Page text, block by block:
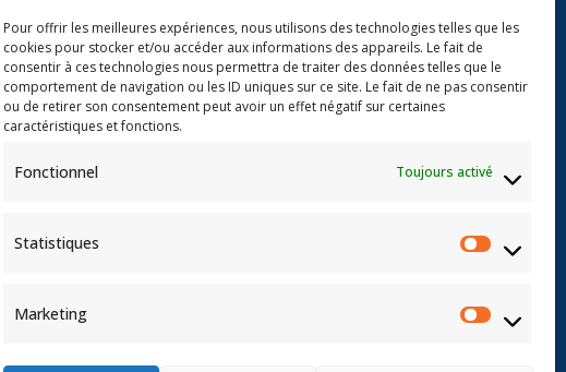
Pour offrir les meilleures expériences, nous utilisons des technologies telles que les
cookies pour stocker et/ou accéder aux informations des appareils. Le fait de
consentir à ces technologies nous permettra de traiter des données telles que le
comportement de navigation ou les ID uniques sur ce site. Le fait de ne pas consentir
ou de retirer son consentement peut avoir un effet négatif sur certaines
caractéristiques et fonctions.
Fonctionnel Toujours activé
Statistiques
Marketing
?
Groupe Mansuy Assurances
55104 VERDUN CEDEX